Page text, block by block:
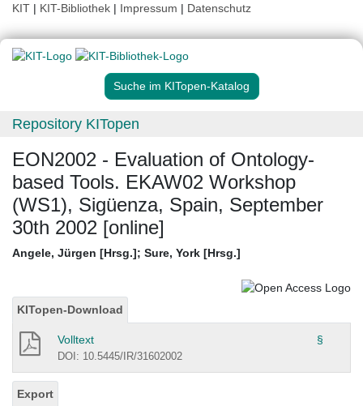
KIT | KIT-Bibliothek | Impressum | Datenschutz
Suche im KITopen-Katalog
Repository KITopen
EON2002 - Evaluation of Ontology-
based Tools. EKAW02 Workshop
(WS1), Sigüenza, Spain, September
30th 2002 [online]
Angele, Jürgen [Hrsg.]; Sure, York [Hrsg.]
KITopen-Download
Volltext §
DOI: 10.5445/IR/31602002
Export